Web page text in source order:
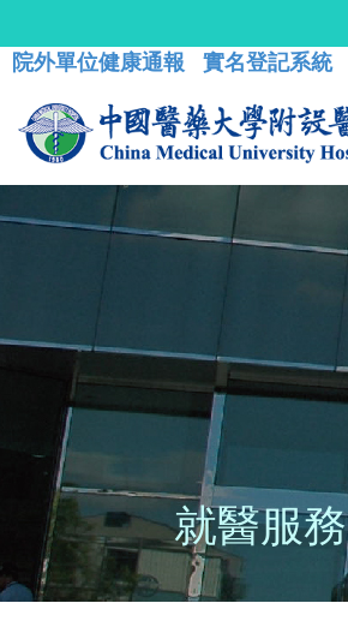
院外單位健康通報 實名登記系統
就醫服務